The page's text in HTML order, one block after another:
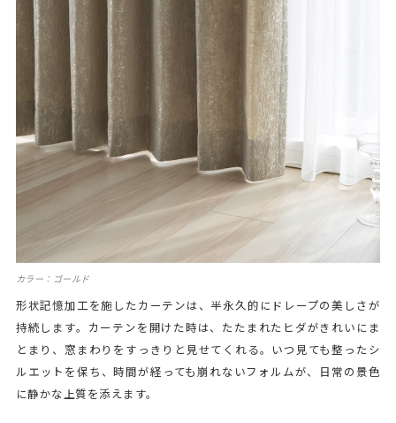
カラー：ゴールド
形状記憶加工を施したカーテンは、半永久的にドレープの美しさが
持続します。カーテンを開けた時は、たたまれたヒダがきれいにま
とまり、窓まわりをすっきりと見せてくれる。いつ見ても整ったシ
ルエットを保ち、時間が経っても崩れないフォルムが、日常の景色
に静かな上質を添えます。